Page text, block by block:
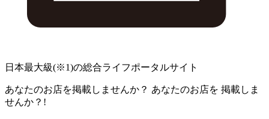
日本最大級(※1)の総合ライフポータルサイト
あなたのお店を掲載しませんか？ あなたのお店を 掲載しま
せんか？!